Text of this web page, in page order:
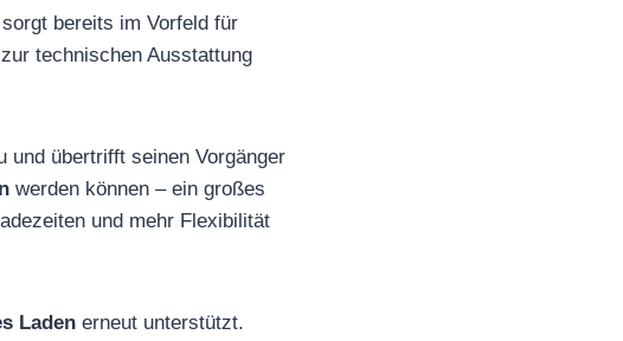
bereits im Vorfeld für
technischen Ausstattung
und übertrifft seinen Vorgänger
werden können – ein großes
und mehr Flexibilität
Laden erneut unterstützt.